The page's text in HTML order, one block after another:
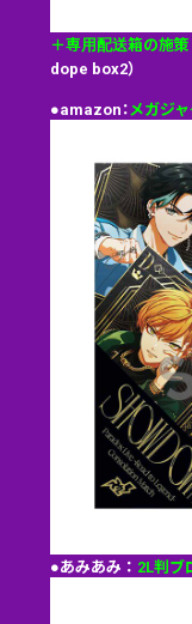
＋専用配送箱の施策
dope box2）
●amazon：メガジャ
●あみあみ： 2L判ブ